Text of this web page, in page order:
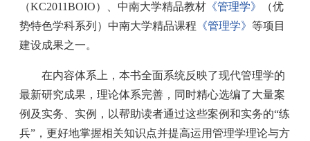
（KC2011BOIO）、中南大学精品教材 《管理学》
（优
势特色学科系列）中南大学精品课程 《管理学》 等项目
建设成果之一。
在内容体系上，本书全面系统反映了现代管理学的
最新研究成果，理论体系完善，同时精心选编了大量案
例及实务、实例，以帮助读者通过这些案例和实务的“练
兵”，更好地掌握相关知识点并提高运用管理学理论与方